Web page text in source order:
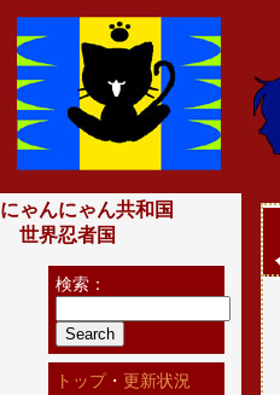
にゃんにゃん共和国
世界忍者国
検索：
トップ・ 更新状況